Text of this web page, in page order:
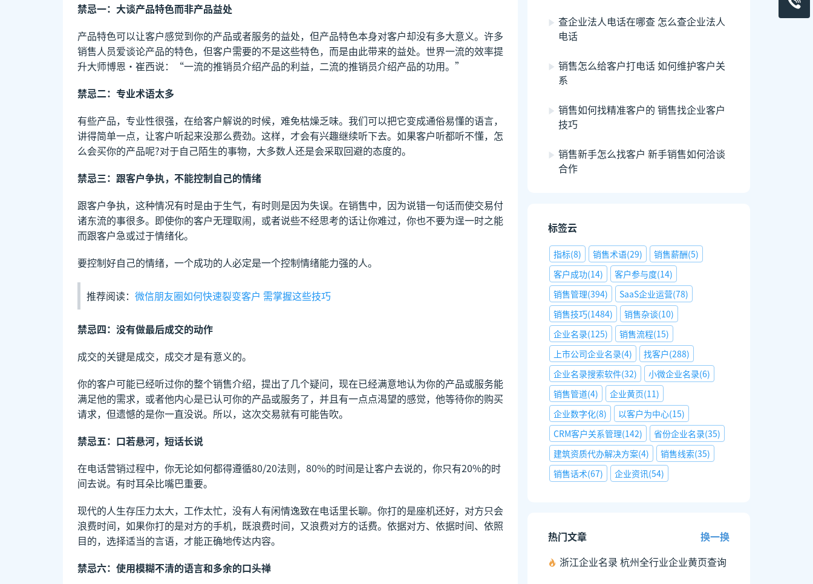
禁忌一：大谈产品特色而非产品益处
产品特色可以让客户感觉到你的产品或者服务的益处，但产品特色本身对客户却没有多大意义。许多
销售人员爱谈论产品的特色，但客户需要的不是这些特色，而是由此带来的益处。世界一流的效率提
升大师博恩·崔西说：“一流的推销员介绍产品的利益，二流的推销员介绍产品的功用。”
禁忌二：专业术语太多
有些产品，专业性很强，在给客户解说的时候，难免枯燥乏味。我们可以把它变成通俗易懂的语言，
讲得简单一点，让客户听起来没那么费劲。这样，才会有兴趣继续听下去。如果客户听都听不懂，怎
么会买你的产品呢?对于自己陌生的事物，大多数人还是会采取回避的态度的。
禁忌三：跟客户争执，不能控制自己的情绪
跟客户争执，这种情况有时是由于生气，有时则是因为失误。在销售中，因为说错一句话而使交易付
诸东流的事很多。即使你的客户无理取闹，或者说些不经思考的话让你难过，你也不要为逞一时之能
而跟客户急或过于情绪化。
要控制好自己的情绪，一个成功的人必定是一个控制情绪能力强的人。
推荐阅读： 微信朋友圈如何快速裂变客户 需掌握这些技巧
禁忌四：没有做最后成交的动作
成交的关键是成交，成交才是有意义的。
你的客户可能已经听过你的整个销售介绍，提出了几个疑问，现在已经满意地认为你的产品或服务能
满足他的需求，或者他内心是已认可你的产品或服务了，并且有一点点渴望的感觉，他等待你的购买
请求，但遗憾的是你一直没说。所以，这次交易就有可能告吹。
禁忌五：口若悬河，短话长说
在电话营销过程中，你无论如何都得遵循80/20法则，80%的时间是让客户去说的，你只有20%的时
间去说。有时耳朵比嘴巴重要。
现代的人生存压力太大，工作太忙，没有人有闲情逸致在电话里长聊。你打的是座机还好，对方只会
浪费时间，如果你打的是对方的手机，既浪费时间，又浪费对方的话费。依据对方、依据时间、依照
目的，选择适当的言语，才能正确地传达内容。
禁忌六：使用模糊不清的语言和多余的口头禅
查企业法人电话在哪查 怎么查企业法人
电话
销售怎么给客户打电话 如何维护客户关
系
销售如何找精准客户的 销售找企业客户
技巧
销售新手怎么找客户 新手销售如何洽谈
合作
标签云
指标(8) 销售术语(29) 销售薪酬(5)
客户成功(14) 客户参与度(14)
销售管理(394) SaaS企业运营(78)
销售技巧(1484) 销售杂谈(10)
企业名录(125) 销售流程(15)
上市公司企业名录(4) 找客户(288)
企业名录搜索软件(32) 小微企业名录(6)
销售管道(4) 企业黄页(11)
企业数字化(8) 以客户为中心(15)
CRM客户关系管理(142) 省份企业名录(35)
建筑资质代办解决方案(4) 销售线索(35)
销售话术(67) 企业资讯(54)
热门文章
换一换
浙江企业名录 杭州全行业企业黄页查询